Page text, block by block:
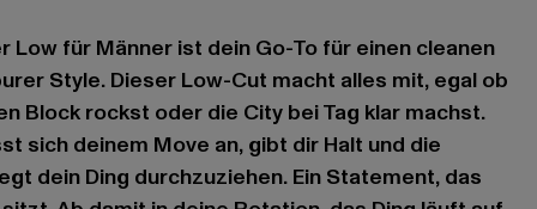
Low für Männer ist dein Go-To für einen cleanen
Style. Dieser Low-Cut macht alles mit, egal ob
Block rockst oder die City bei Tag klar machst.
sich deinem Move an, gibt dir Halt und die
dein Ding durchzuziehen. Ein Statement, das